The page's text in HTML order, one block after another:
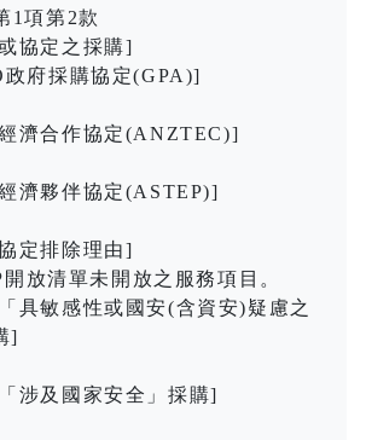
1項第2款
協定之採購]
府採購協定(GPA)]
濟合作協定(ANZTEC)]
濟夥伴協定(ASTEP)]
定排除理由]
放清單未開放之服務項目。
具敏感性或國安(含資安)疑慮之
]
涉及國家安全」採購]